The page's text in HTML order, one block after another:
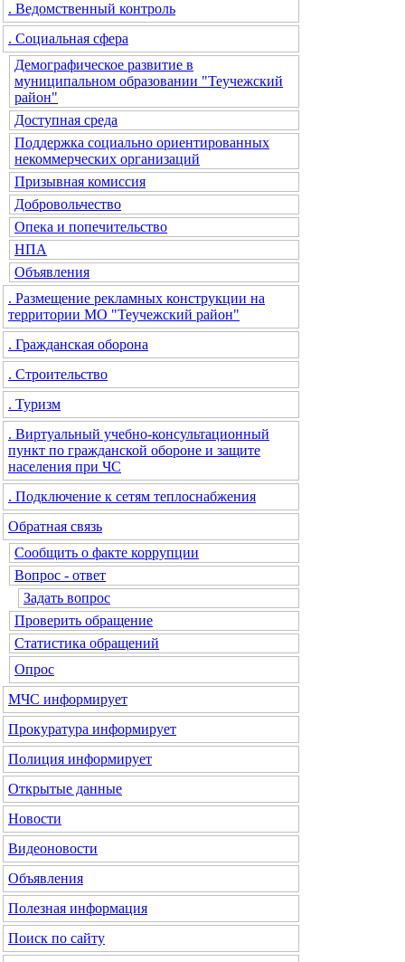
. Ведомственный контроль
. Социальная сфера
Демографическое развитие в
муниципальном образовании "Теучежский
район"
Доступная среда
Поддержка социально ориентированных
некоммерческих организаций
Призывная комиссия
Добровольчество
Опека и попечительство
НПА
Объявления
. Размещение рекламных конструкции на
территории МО "Теучежский район"
. Гражданская оборона
. Строительство
. Туризм
. Виртуальный учебно-консультационный
пункт по гражданской обороне и защите
населения при ЧС
. Подключение к сетям теплоснабжения
Обратная связь
Сообщить о факте коррупции
Вопрос - ответ
Задать вопрос
Проверить обращение
Статистика обращений
Опрос
МЧС информирует
Прокуратура информирует
Полиция информирует
Открытые данные
Новости
Видеоновости
Объявления
Полезная информация
Поиск по сайту